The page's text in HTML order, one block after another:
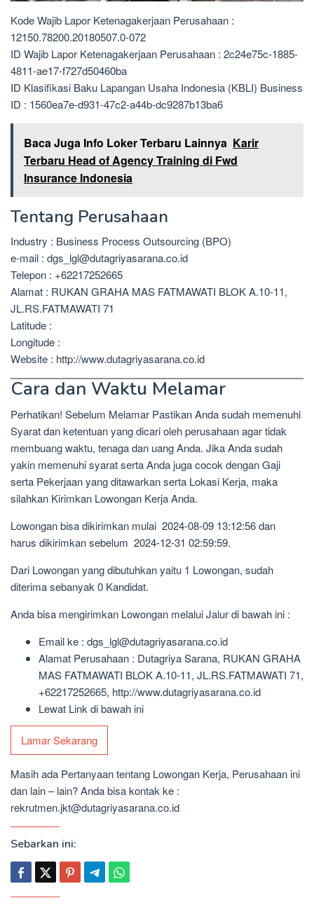
Kode Wajib Lapor Ketenagakerjaan Perusahaan :
12150.78200.20180507.0-072
ID Wajib Lapor Ketenagakerjaan Perusahaan : 2c24e75c-1885-
4811-ae17-f727d50460ba
ID Klasifikasi Baku Lapangan Usaha Indonesia (KBLI) Business
ID : 1560ea7e-d931-47c2-a44b-dc9287b13ba6
Baca Juga Info Loker Terbaru Lainnya Karir
Terbaru Head of Agency Training di Fwd
Insurance Indonesia
Tentang Perusahaan
Industry : Business Process Outsourcing (BPO)
e-mail : dgs_lgl@dutagriyasarana.co.id
Telepon : +62217252665
Alamat : RUKAN GRAHA MAS FATMAWATI BLOK A.10-11,
JL.RS.FATMAWATI 71
Latitude :
Longitude :
Website : http://www.dutagriyasarana.co.id
Cara dan Waktu Melamar
Perhatikan! Sebelum Melamar Pastikan Anda sudah memenuhi
Syarat dan ketentuan yang dicari oleh perusahaan agar tidak
membuang waktu, tenaga dan uang Anda. Jika Anda sudah
yakin memenuhi syarat serta Anda juga cocok dengan Gaji
serta Pekerjaan yang ditawarkan serta Lokasi Kerja, maka
silahkan Kirimkan Lowongan Kerja Anda.
Lowongan bisa dikirimkan mulai 2024-08-09 13:12:56 dan
harus dikirimkan sebelum 2024-12-31 02:59:59.
Dari Lowongan yang dibutuhkan yaitu 1 Lowongan, sudah
diterima sebanyak 0 Kandidat.
Anda bisa mengirimkan Lowongan melalui Jalur di bawah ini :
Email ke : dgs_lgl@dutagriyasarana.co.id
Alamat Perusahaan : Dutagriya Sarana, RUKAN GRAHA
MAS FATMAWATI BLOK A.10-11, JL.RS.FATMAWATI 71,
+62217252665, http://www.dutagriyasarana.co.id
Lewat Link di bawah ini
Lamar Sekarang
Masih ada Pertanyaan tentang Lowongan Kerja, Perusahaan ini
dan lain – lain? Anda bisa kontak ke :
rekrutmen.jkt@dutagriyasarana.co.id
Sebarkan ini: